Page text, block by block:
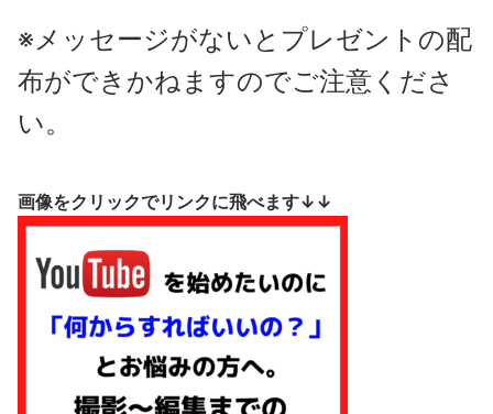
※メッセージがないとプレゼントの配
布ができかねますのでご注意くださ
い。
画像をクリックでリンクに飛べます↓↓